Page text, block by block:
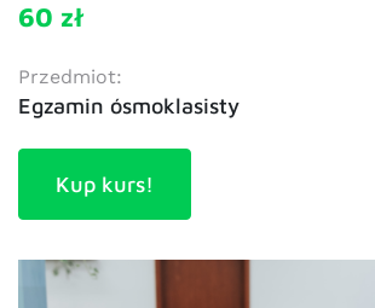
60 zł
Przedmiot:
Egzamin ósmoklasisty
Kup kurs!